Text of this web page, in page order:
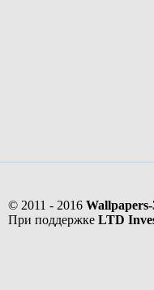
© 2011 - 2016
При поддержке LTD